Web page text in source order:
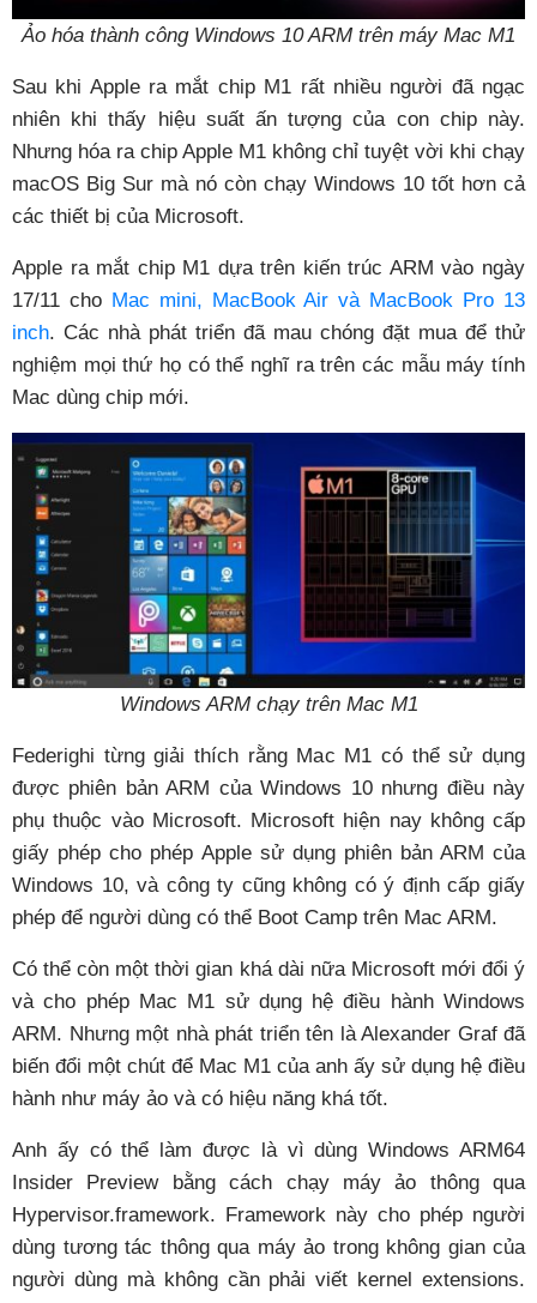
Ảo hóa thành công Windows 10 ARM trên máy Mac M1
Sau khi Apple ra mắt chip M1 rất nhiều người đã ngạc
nhiên khi thấy hiệu suất ấn tượng của con chip này.
Nhưng hóa ra chip Apple M1 không chỉ tuyệt vời khi chạy
macOS Big Sur mà nó còn chạy Windows 10 tốt hơn cả
các thiết bị của Microsoft.
Apple ra mắt chip M1 dựa trên kiến trúc ARM vào ngày
17/11 cho Mac mini, MacBook Air và MacBook Pro 13
inch. Các nhà phát triển đã mau chóng đặt mua để thử
nghiệm mọi thứ họ có thể nghĩ ra trên các mẫu máy tính
Mac dùng chip mới.
Windows ARM chạy trên Mac M1
Federighi từng giải thích rằng Mac M1 có thể sử dụng
được phiên bản ARM của Windows 10 nhưng điều này
phụ thuộc vào Microsoft. Microsoft hiện nay không cấp
giấy phép cho phép Apple sử dụng phiên bản ARM của
Windows 10, và công ty cũng không có ý định cấp giấy
phép để người dùng có thể Boot Camp trên Mac ARM.
Có thể còn một thời gian khá dài nữa Microsoft mới đổi ý
và cho phép Mac M1 sử dụng hệ điều hành Windows
ARM. Nhưng một nhà phát triển tên là Alexander Graf đã
biến đổi một chút để Mac M1 của anh ấy sử dụng hệ điều
hành như máy ảo và có hiệu năng khá tốt.
Anh ấy có thể làm được là vì dùng Windows ARM64
Insider Preview bằng cách chạy máy ảo thông qua
Hypervisor.framework. Framework này cho phép người
dùng tương tác thông qua máy ảo trong không gian của
người dùng mà không cần phải viết kernel extensions.